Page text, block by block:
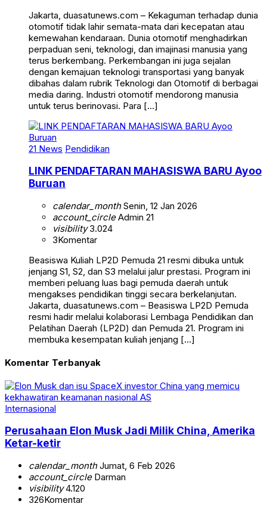
Jakarta, duasatunews.com – Kekaguman terhadap dunia
otomotif tidak lahir semata-mata dari kecepatan atau
kemewahan kendaraan. Dunia otomotif menghadirkan
perpaduan seni, teknologi, dan imajinasi manusia yang
terus berkembang. Perkembangan ini juga sejalan
dengan kemajuan teknologi transportasi yang banyak
dibahas dalam rubrik Teknologi dan Otomotif di berbagai
media daring. Industri otomotif mendorong manusia
untuk terus berinovasi. Para […]
21 News Pendidikan
LINK PENDAFTARAN MAHASISWA BARU Ayoo
Buruan
calendar_monthSenin, 12 Jan 2026
account_circleAdmin 21
visibility3.024
3Komentar
Beasiswa Kuliah LP2D Pemuda 21 resmi dibuka untuk
jenjang S1, S2, dan S3 melalui jalur prestasi. Program ini
memberi peluang luas bagi pemuda daerah untuk
mengakses pendidikan tinggi secara berkelanjutan.
Jakarta, duasatunews.com – Beasiswa LP2D Pemuda
resmi hadir melalui kolaborasi Lembaga Pendidikan dan
Pelatihan Daerah (LP2D) dan Pemuda 21. Program ini
membuka kesempatan kuliah jenjang […]
Komentar Terbanyak
Internasional
Perusahaan Elon Musk Jadi Milik China, Amerika
Ketar-ketir
calendar_monthJumat, 6 Feb 2026
account_circleDarman
visibility4.120
326Komentar